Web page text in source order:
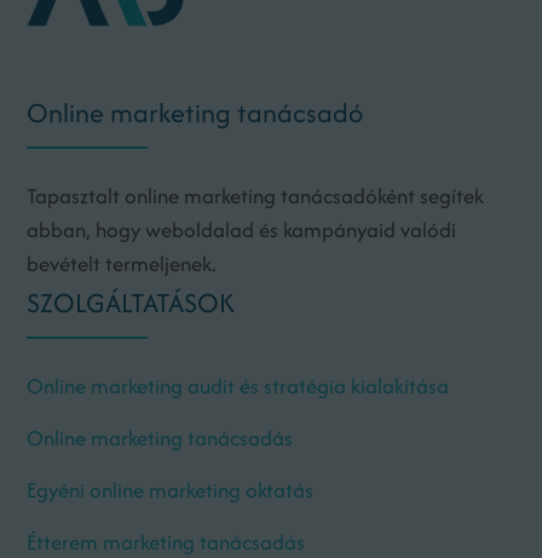
Online marketing tanácsadó
Tapasztalt online marketing tanácsadóként segítek
abban, hogy weboldalad és kampányaid valódi
bevételt termeljenek.
SZOLGÁLTATÁSOK
Online marketing audit és stratégia kialakítása
Online marketing tanácsadás
Egyéni online marketing oktatás
Étterem marketing tanácsadás